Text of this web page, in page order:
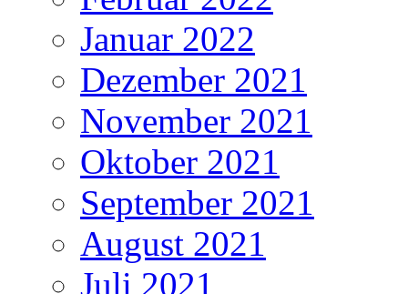
Januar 2022
Dezember 2021
November 2021
Oktober 2021
September 2021
August 2021
Juli 2021